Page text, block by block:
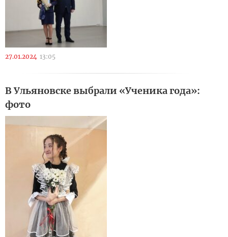
27.01.2024 13:05
В Ульяновске выбрали «Ученика года»:
фото